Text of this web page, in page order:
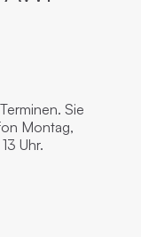
Sie
Montag,
Uhr.